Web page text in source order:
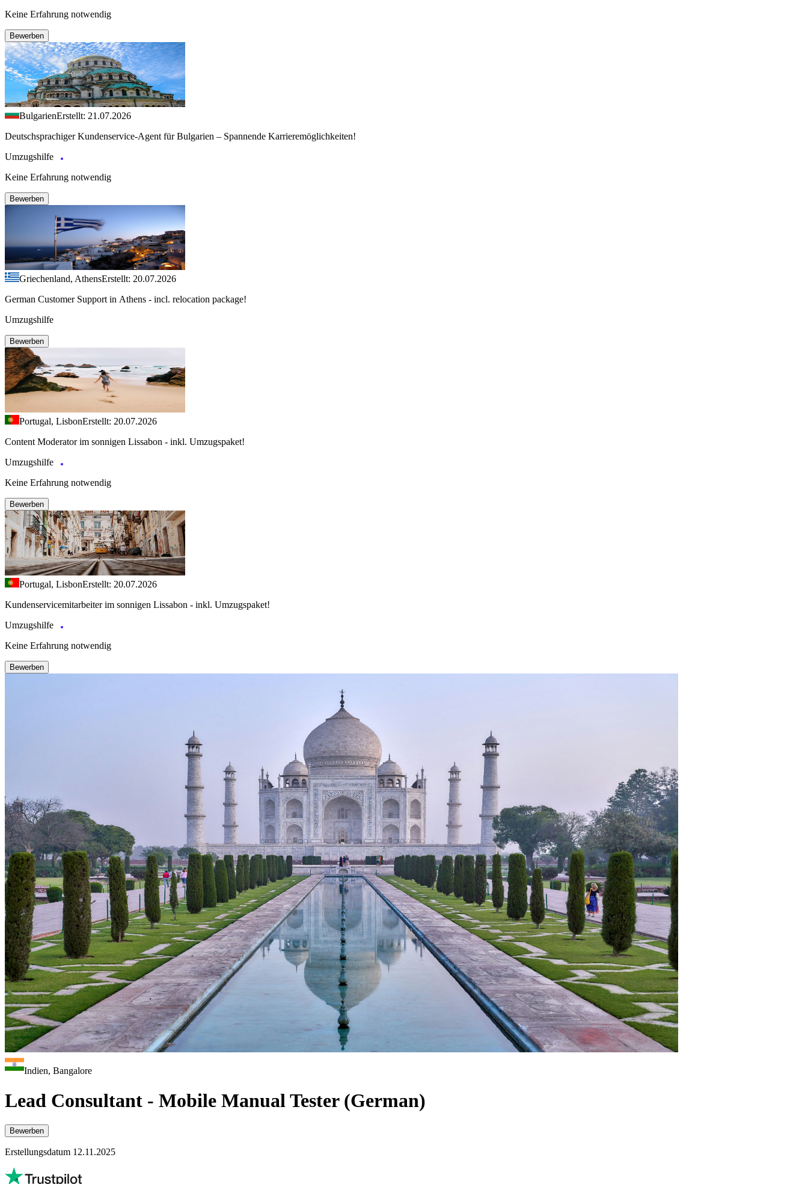
Keine Erfahrung notwendig
Bewerben
BulgarienErstellt: 21.07.2026
Deutschsprachiger Kundenservice-Agent für Bulgarien – Spannende Karrieremöglichkeiten!
Umzugshilfe
Keine Erfahrung notwendig
Bewerben
Griechenland, AthensErstellt: 20.07.2026
German Customer Support in Athens - incl. relocation package!
Umzugshilfe
Bewerben
Portugal, LisbonErstellt: 20.07.2026
Content Moderator im sonnigen Lissabon - inkl. Umzugspaket!
Umzugshilfe
Keine Erfahrung notwendig
Bewerben
Portugal, LisbonErstellt: 20.07.2026
Kundenservicemitarbeiter im sonnigen Lissabon - inkl. Umzugspaket!
Umzugshilfe
Keine Erfahrung notwendig
Bewerben
Indien, Bangalore
Lead Consultant - Mobile Manual Tester (German)
Bewerben
Erstellungsdatum 12.11.2025